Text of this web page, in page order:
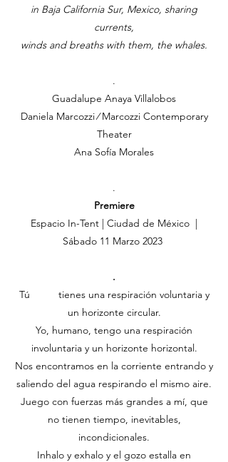
in Baja California Sur, Mexico, sharing
currents,
winds and breaths with them, the whales.
.
Guadalupe Anaya Villalobos
Daniela Marcozzi ⁄ Marcozzi Contemporary
Theater
Ana Sofía Morales
.
Premiere
Espacio In-Tent | Ciudad de México |
Sábado 11 Marzo 2023
.
Tú
tienes una respiración voluntaria y
un horizonte circular.
Yo, humano, tengo una respiración
involuntaria y un horizonte horizontal.
Nos encontramos en la corriente entrando y
saliendo del agua respirando el mismo aire.
Juego con fuerzas más grandes a mí, que
no tienen tiempo, inevitables,
incondicionales.
Inhalo y exhalo y el gozo estalla en